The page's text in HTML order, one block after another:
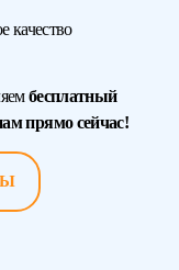
качество
бесплатный
прямо сейчас!